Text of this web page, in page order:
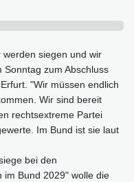
werden siegen und wir
zum Abschluss
"Wir müssen endlich
Wir sind bereit
rechtsextreme Partei
Im Bund ist sie laut
bei den
im Bund 2029" wolle die